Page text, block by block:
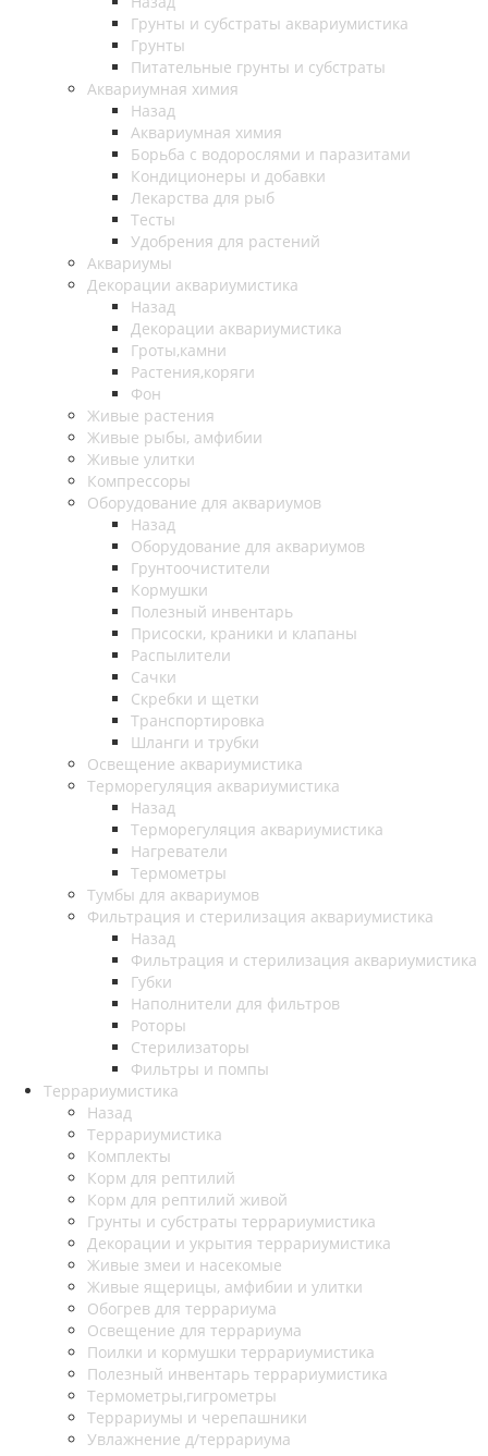
Грунты и субстраты аквариумистика
Грунты
Питательные грунты и субстраты
Аквариумная химия
Назад
Аквариумная химия
Борьба с водорослями и паразитами
Кондиционеры и добавки
Лекарства для рыб
Тесты
Удобрения для растений
Аквариумы
Декорации аквариумистика
Назад
Декорации аквариумистика
Гроты,камни
Растения,коряги
Фон
Живые растения
Живые рыбы, амфибии
Живые улитки
Компрессоры
Оборудование для аквариумов
Назад
Оборудование для аквариумов
Грунтоочистители
Кормушки
Полезный инвентарь
Присоски, краники и клапаны
Распылители
Сачки
Скребки и щетки
Транспортировка
Шланги и трубки
Освещение аквариумистика
Терморегуляция аквариумистика
Назад
Терморегуляция аквариумистика
Нагреватели
Термометры
Тумбы для аквариумов
Фильтрация и стерилизация аквариумистика
Назад
Фильтрация и стерилизация аквариумистика
Губки
Наполнители для фильтров
Роторы
Стерилизаторы
Фильтры и помпы
Террариумистика
Назад
Террариумистика
Комплекты
Корм для рептилий
Корм для рептилий живой
Грунты и субстраты террариумистика
Декорации и укрытия террариумистика
Живые змеи и насекомые
Живые ящерицы, амфибии и улитки
Обогрев для террариума
Освещение для террариума
Поилки и кормушки террариумистика
Полезный инвентарь террариумистика
Термометры,гигрометры
Террариумы и черепашники
Увлажнение д/террариума